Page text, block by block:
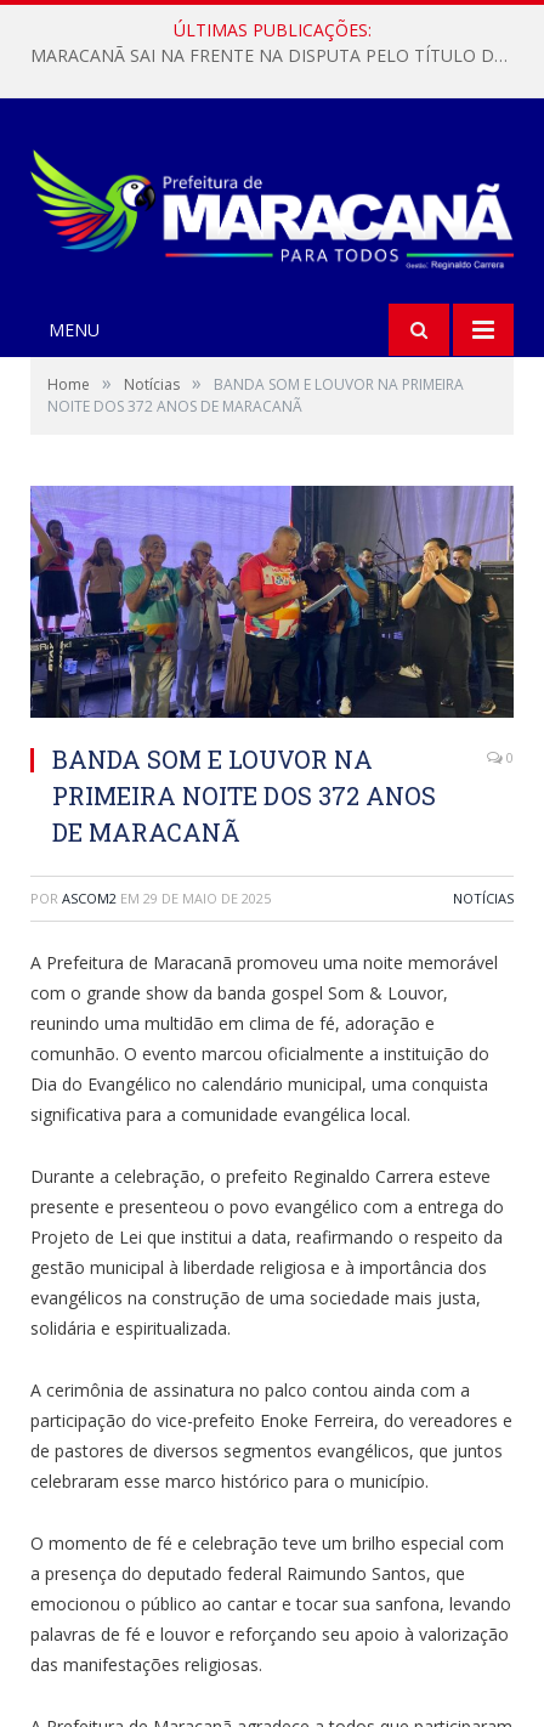
ÚLTIMAS PUBLICAÇÕES:
MARACANÃ SAI NA FRENTE NA DISPUTA PELO TÍTULO DA COPA PARÁ SUB-17!
MENU
Home » Notícias »
BANDA SOM E LOUVOR NA PRIMEIRA
NOITE DOS 372 ANOS DE MARACANÃ
BANDA SOM E LOUVOR NA
PRIMEIRA NOITE DOS 372 ANOS
DE MARACANÃ
0
POR ASCOM2 EM 29 DE MAIO DE 2025 NOTÍCIAS
A Prefeitura de Maracanã promoveu uma noite memorável
com o grande show da banda gospel Som & Louvor,
reunindo uma multidão em clima de fé, adoração e
comunhão. O evento marcou oficialmente a instituição do
Dia do Evangélico no calendário municipal, uma conquista
significativa para a comunidade evangélica local.
Durante a celebração, o prefeito Reginaldo Carrera esteve
presente e presenteou o povo evangélico com a entrega do
Projeto de Lei que institui a data, reafirmando o respeito da
gestão municipal à liberdade religiosa e à importância dos
evangélicos na construção de uma sociedade mais justa,
solidária e espiritualizada.
A cerimônia de assinatura no palco contou ainda com a
participação do vice-prefeito Enoke Ferreira, do vereadores e
de pastores de diversos segmentos evangélicos, que juntos
celebraram esse marco histórico para o município.
O momento de fé e celebração teve um brilho especial com
a presença do deputado federal Raimundo Santos, que
emocionou o público ao cantar e tocar sua sanfona, levando
palavras de fé e louvor e reforçando seu apoio à valorização
das manifestações religiosas.